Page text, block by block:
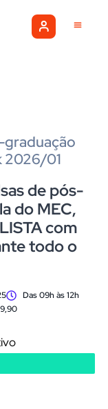
graduação
2026/01
de pós-
do MEC,
com
todo o
Das 09h às 12h